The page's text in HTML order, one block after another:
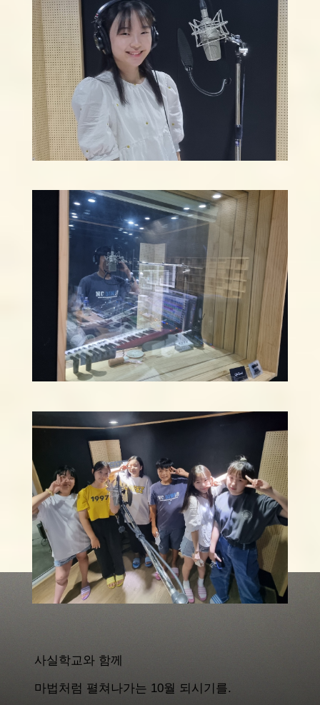
사실학교와 함께
마법처럼 펼쳐나가는 10월 되시기를.